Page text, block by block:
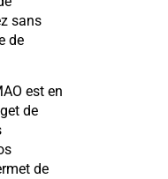
sans
de
est en
de
de